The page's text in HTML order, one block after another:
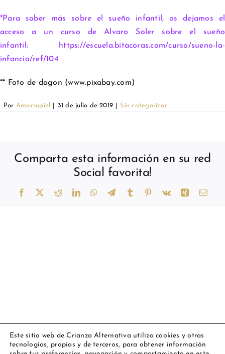
*Para saber más sobre el sueño infantil, os dejamos el
acceso a un curso de Alvaro Soler sobre el sueño
infantil: https://escuela.bitacoras.com/curso/sueno-la-
infancia/ref/104
** Foto de dagon (www.pixabay.com)
Por Amarsupiel 31 de julio de 2019 Sin categorizar
Comparta esta información en su red
Social favorita!
Facebook RedditLinkedInWhatsApp
TelegramTumblr Pinterest
Vk Xing
Copyright 2023 Amarsupiel | Aviso legal
Este sitio web de Crianza Alternativa utiliza cookies y otras
tecnologías, propias y de terceros, para obtener información